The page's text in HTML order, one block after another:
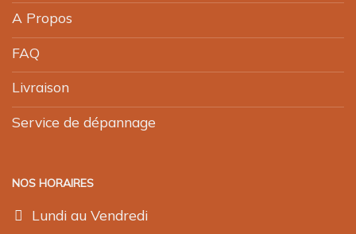
A Propos
FAQ
Livraison
Service de dépannage
NOS HORAIRES
Lundi au Vendredi